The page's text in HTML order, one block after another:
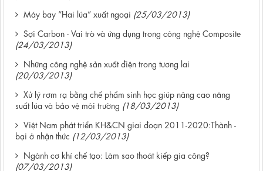
Máy bay “Hai lúa” xuất ngoại (25/03/2013)
Sợi Carbon - Vai trò và ứng dụng trong công nghệ Composite
(24/03/2013)
Những công nghệ sản xuất điện trong tương lai
(20/03/2013)
Xử lý rơm rạ bằng chế phẩm sinh học giúp nâng cao năng
suất lúa và bảo vệ môi trường (18/03/2013)
Việt Nam phát triển KH&CN giai đoạn 2011-2020:Thành -
bại ở nhận thức (12/03/2013)
Ngành cơ khí chế tạo: Làm sao thoát kiếp gia công?
(07/03/2013)